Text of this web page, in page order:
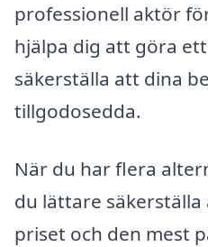
professionell aktör
hjälpa dig att göra
säkerställa att dina
tillgodosedda.
När du har flera
du lättare
priset och den mest